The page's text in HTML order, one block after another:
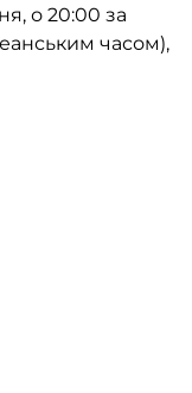
о 20:00 за
часом),